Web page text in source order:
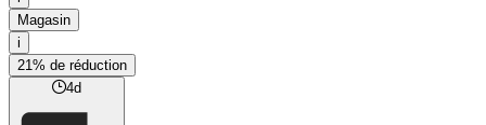
Magasin
i
21% de réduction
4d